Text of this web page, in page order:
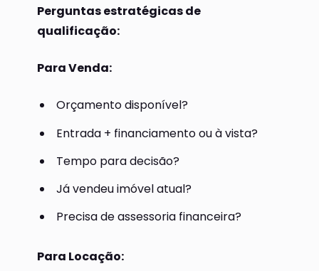
Perguntas estratégicas de
qualificação:
Para Venda:
Orçamento disponível?
Entrada + financiamento ou à vista?
Tempo para decisão?
Já vendeu imóvel atual?
Precisa de assessoria financeira?
Para Locação: